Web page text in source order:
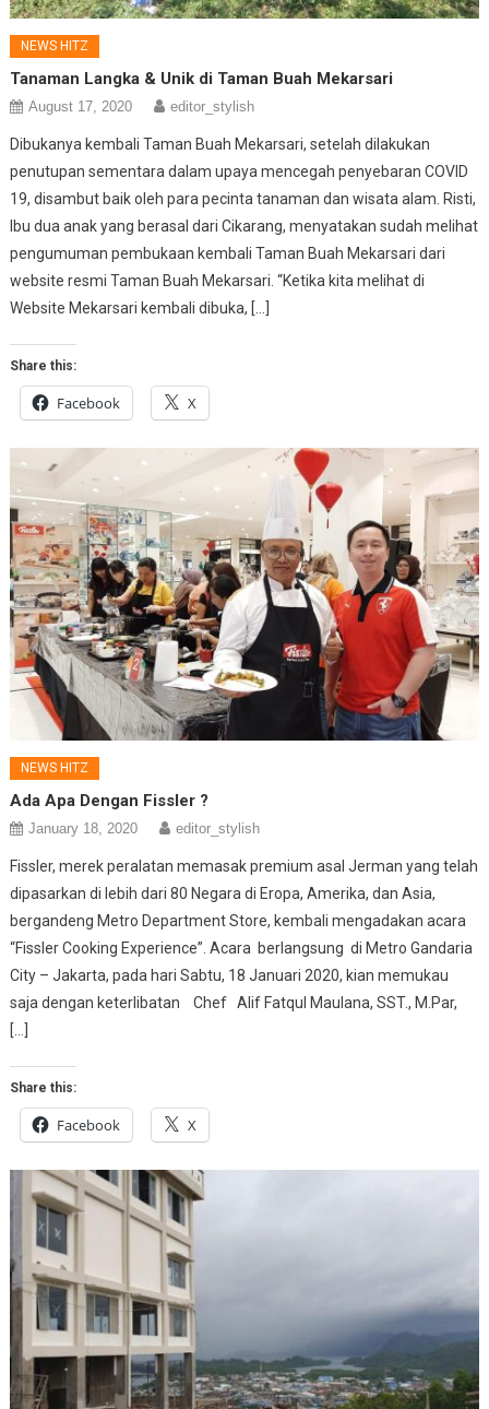
NEWS HITZ
Tanaman Langka & Unik di Taman Buah Mekarsari
August 17, 2020 editor_stylish
Dibukanya kembali Taman Buah Mekarsari, setelah dilakukan
penutupan sementara dalam upaya mencegah penyebaran COVID
19, disambut baik oleh para pecinta tanaman dan wisata alam. Risti,
Ibu dua anak yang berasal dari Cikarang, menyatakan sudah melihat
pengumuman pembukaan kembali Taman Buah Mekarsari dari
website resmi Taman Buah Mekarsari. “Ketika kita melihat di
Website Mekarsari kembali dibuka, […]
Share this:
Facebook X
NEWS HITZ
Ada Apa Dengan Fissler ?
January 18, 2020 editor_stylish
Fissler, merek peralatan memasak premium asal Jerman yang telah
dipasarkan di lebih dari 80 Negara di Eropa, Amerika, dan Asia,
bergandeng Metro Department Store, kembali mengadakan acara
“Fissler Cooking Experience”. Acara berlangsung di Metro Gandaria
City – Jakarta, pada hari Sabtu, 18 Januari 2020, kian memukau
saja dengan keterlibatan Chef Alif Fatqul Maulana, SST., M.Par,
[…]
Share this:
Facebook X